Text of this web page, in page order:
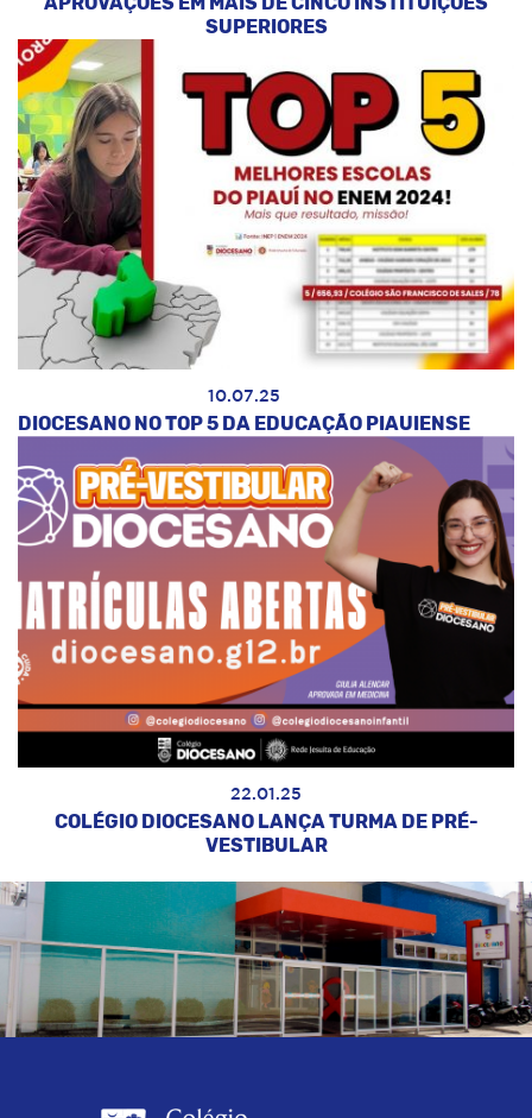
SUPERIORES
10.07.25
DIOCESANO NO TOP 5 DA EDUCAÇÃO PIAUIENSE
22.01.25
COLÉGIO DIOCESANO LANÇA TURMA DE PRÉ-
VESTIBULAR